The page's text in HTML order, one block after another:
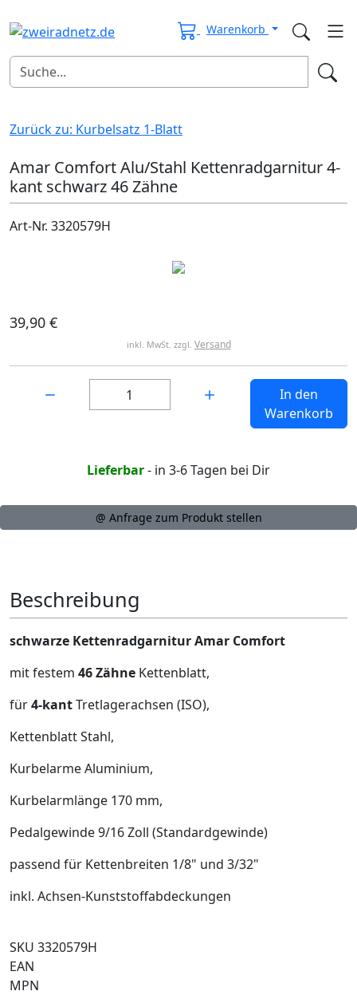
Warenkorb
Zurück zu: Kurbelsatz 1-Blatt
Amar Comfort Alu/Stahl Kettenradgarnitur 4-
kant schwarz 46 Zähne
Art-Nr. 3320579H
39,90 €
inkl. MwSt. zzgl. Versand
In den
Warenkorb
Lieferbar- in 3-6 Tagen bei Dir
@ Anfrage zum Produkt stellen
Beschreibung
schwarze Kettenradgarnitur Amar Comfort
mit festem 46 Zähne Kettenblatt,
für4-kantTretlagerachsen (ISO),
Kettenblatt Stahl,
Kurbelarme Aluminium,
Kurbelarmlänge 170 mm,
Pedalgewinde 9/16 Zoll (Standardgewinde)
passend für Kettenbreiten 1/8" und 3/32"
inkl. Achsen-Kunststoffabdeckungen
SKU 3320579H
EAN
MPN